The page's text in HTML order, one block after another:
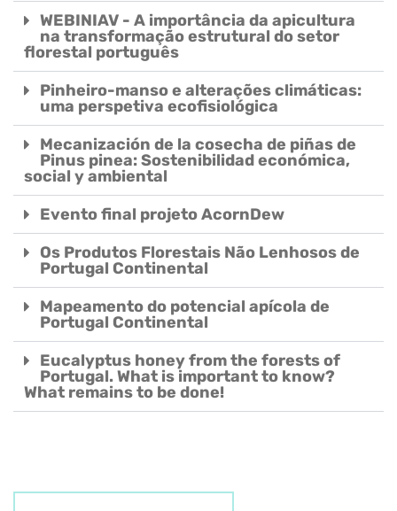
WEBINIAV - A importância da apicultura
na transformação estrutural do setor
florestal português
Pinheiro-manso e alterações climáticas:
uma perspetiva ecofisiológica
Mecanización de la cosecha de piñas de
Pinus pinea: Sostenibilidad económica,
social y ambiental
Evento final projeto AcornDew
Os Produtos Florestais Não Lenhosos de
Portugal Continental
Mapeamento do potencial apícola de
Portugal Continental
Eucalyptus honey from the forests of
Portugal. What is important to know?
What remains to be done!